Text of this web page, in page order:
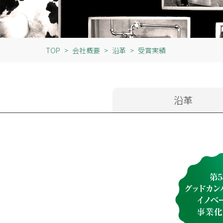
TOP 会社概要 沿革 受賞実績
沿革